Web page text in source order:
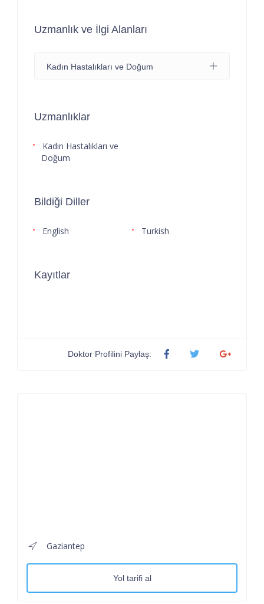
Uzmanlık ve İlgi Alanları
Kadın Hastalıkları ve Doğum
Uzmanlıklar
Kadın Hastalıkları ve
Doğum
Bildiği Diller
English Turkish
Kayıtlar
Doktor Profilini Paylaş:
Gaziantep
Yol tarifi al